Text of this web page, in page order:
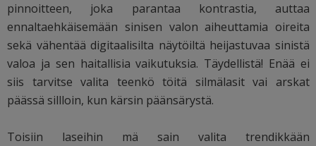
pinnoitteen, joka parantaa kontrastia, auttaa
ennaltaehkäisemään sinisen valon aiheuttamia oireita
sekä vähentää digitaalisilta näytöiltä heijastuvaa sinistä
valoa ja sen haitallisia vaikutuksia. Täydellistä! Enää ei
siis tarvitse valita teenkö töitä silmälasit vai arskat
päässä sillloin, kun kärsin päänsärystä.
Toisiin laseihin mä sain valita trendikkään